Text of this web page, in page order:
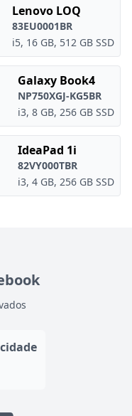
Lenovo LOQ
83EU0001BR
i5, 16 GB, 512 GB SSD
Galaxy Book4
NP750XGJ-KG5BR
i3, 8 GB, 256 GB SSD
IdeaPad 1i
82VY000TBR
i3, 4 GB, 256 GB SSD